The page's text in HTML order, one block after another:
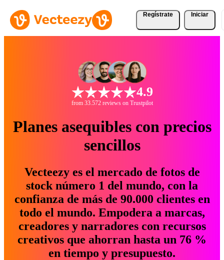
Regístrate Iniciar
4.9
from 33.572 reviews on Trustpilot
Planes asequibles con precios
sencillos
Vecteezy es el mercado de fotos de
stock número 1 del mundo, con la
confianza de más de 90.000 clientes en
todo el mundo. Empodera a marcas,
creadores y narradores con recursos
creativos que ahorran hasta un 76 %
en tiempo y presupuesto.